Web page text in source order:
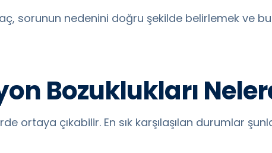
sorunun nedenini doğru şekilde belirlemek ve
Bozuklukları
ortaya çıkabilir. En sık karşılaşılan durumlar